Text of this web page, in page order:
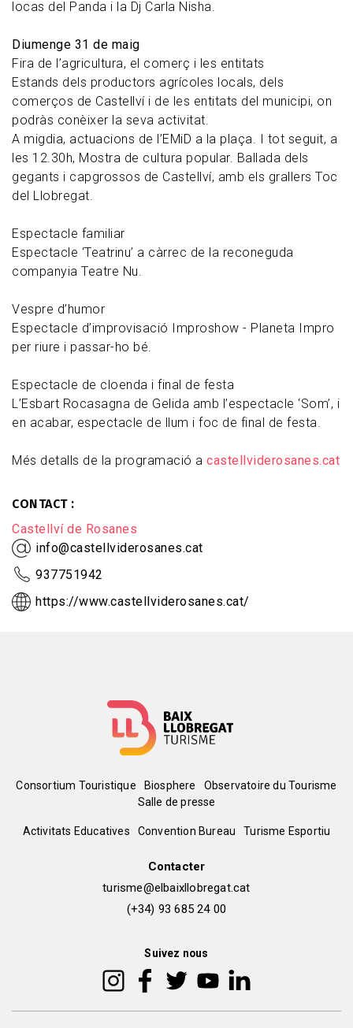
locas del Panda i la Dj Carla Nisha.
Diumenge 31 de maig
Fira de l’agricultura, el comerç i les entitats
Estands dels productors agrícoles locals, dels
comerços de Castellví i de les entitats del municipi, on
podràs conèixer la seva activitat.
A migdia, actuacions de l’EMiD a la plaça. I tot seguit, a
les 12.30h, Mostra de cultura popular. Ballada dels
gegants i capgrossos de Castellví, amb els grallers Toc
del Llobregat.
Espectacle familiar
Espectacle ‘Teatrinu’ a càrrec de la reconeguda
companyia Teatre Nu.
Vespre d’humor
Espectacle d’improvisació Improshow - Planeta Impro
per riure i passar-ho bé.
Espectacle de cloenda i final de festa
L’Esbart Rocasagna de Gelida amb l’espectacle ‘Som’, i
en acabar, espectacle de llum i foc de final de festa.
Més detalls de la programació a castellviderosanes.cat
CONTACT
Castellví de Rosanes
info@castellviderosanes.cat
937751942
https://www.castellviderosanes.cat/
Menú
del
Consortium Touristique Biosphere
Observatoire du Tourisme
Salle de presse
Peu
Activitats Educatives Convention Bureau Turisme Esportiu
Contacter
turisme@elbaixllobregat.cat
(+34) 93 685 24 00
Suivez nous